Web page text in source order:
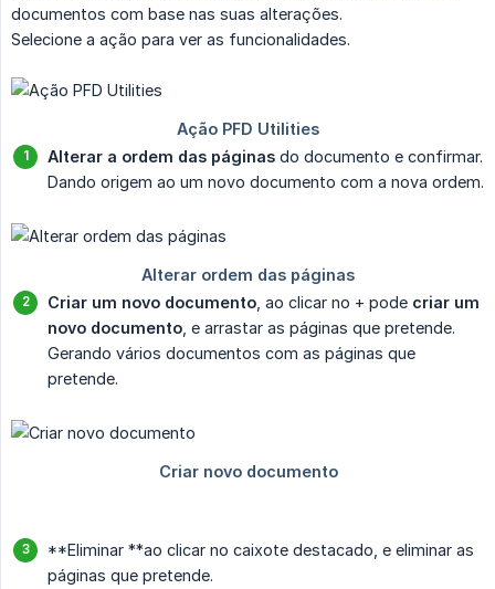
documentos com base nas suas alterações.
Selecione a ação para ver as funcionalidades.
Alterar a ordem das páginas do documento e confirmar.
Dando origem ao um novo documento com a nova ordem.
Criar um novo documento , ao clicar no + pode criar um
novo documento , e arrastar as páginas que pretende.
Gerando vários documentos com as páginas que
pretende.
**Eliminar **ao clicar no caixote destacado, e eliminar as
páginas que pretende.